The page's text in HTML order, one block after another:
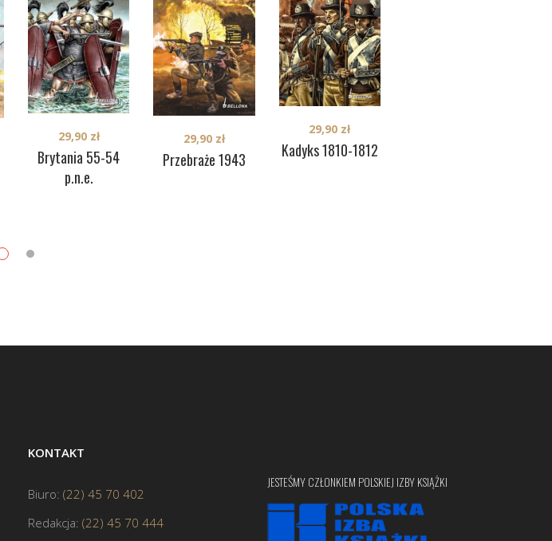
Brytania 55-54
p.n.e.
29,90 zł
Przebraże 1943
29,90 zł
Kadyks 1810-1812
29,90 zł
KONTAKT
Biuro: (22) 45 70 402
Redakcja: (22) 45 70 444
JESTEŚMY CZŁONKIEM POLSKIEJ IZBY KSIĄŻKI